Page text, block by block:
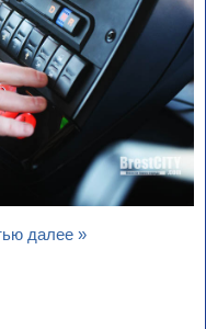
далее »